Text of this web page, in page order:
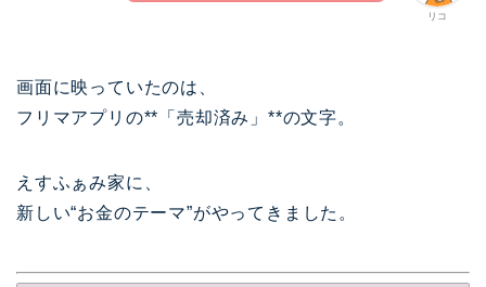
リコ
画面に映っていたのは、
フリマアプリの**「売却済み」**の文字。
えすふぁみ家に、
新しい“お金のテーマ”がやってきました。